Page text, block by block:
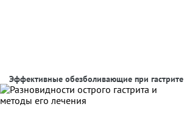
Эффективные обезболивающие при гастрите